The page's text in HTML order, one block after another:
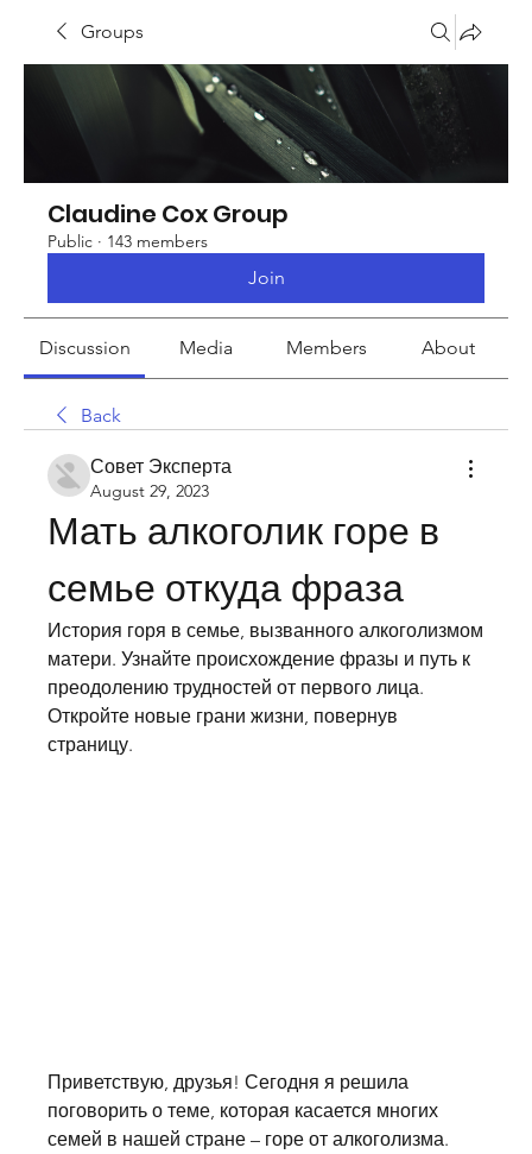
Groups
Claudine Cox Group
Public · 143 members
Join
Discussion Media Members About
Back
Совет Эксперта
August 29, 2023
Мать алкоголик горе в
семье откуда фраза
История горя в семье, вызванного алкоголизмом
матери. Узнайте происхождение фразы и путь к
преодолению трудностей от первого лица.
Откройте новые грани жизни, повернув
страницу.
Приветствую, друзья! Сегодня я решила
поговорить о теме, которая касается многих
семей в нашей стране – горе от алкоголизма.